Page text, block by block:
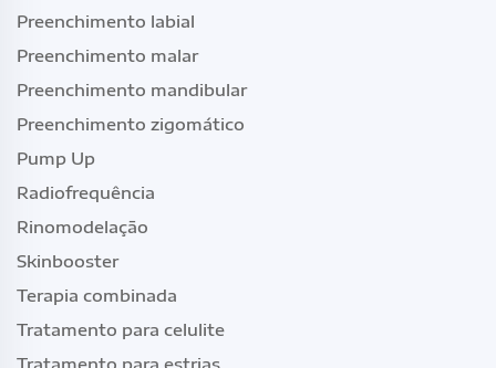
Preenchimento labial
Preenchimento malar
Preenchimento mandibular
Preenchimento zigomático
Pump Up
Radiofrequência
Rinomodelação
Skinbooster
Terapia combinada
Tratamento para celulite
Tratamento para estrias